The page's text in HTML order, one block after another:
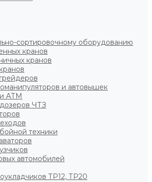
сортировочному оборудованию
кранов
кранов
и автовышек
АТМ
ЧТЗ
техники
автомобилей
ТР12, ТР20